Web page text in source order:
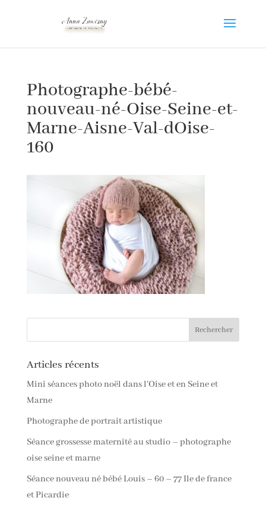
Photographe-bébé-
nouveau-né-Oise-Seine-et-
Marne-Aisne-Val-dOise-
160
Articles récents
Mini séances photo noël dans l’Oise et en Seine et
Marne
Photographe de portrait artistique
Séance grossesse maternité au studio – photographe
oise seine et marne
Séance nouveau né bébé Louis – 60 – 77 Ile de france
et Picardie